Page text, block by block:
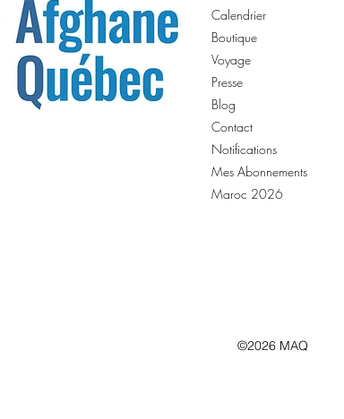
Calendrier
Boutique
Voyage
Presse
Blog
Contact
Notifications
Mes Abonnements
Maroc 2026
©2026 MAQ